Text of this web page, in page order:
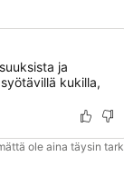
ja
kukilla,
ole aina täysin